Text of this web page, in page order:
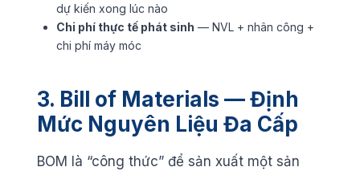
dự kiến xong lúc nào
Chi phí thực tế phát sinh — NVL + nhân công +
chi phí máy móc
3. Bill of Materials — Định
Mức Nguyên Liệu Đa Cấp
BOM là “công thức” để sản xuất một sản